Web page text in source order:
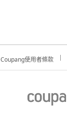
Coupang使用者條款